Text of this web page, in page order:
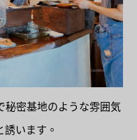
秘密基地のような雰囲気
います。